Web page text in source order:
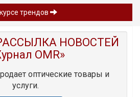
трендов
НОВОСТЕЙ
OMR»
оптические товары и
услуги.